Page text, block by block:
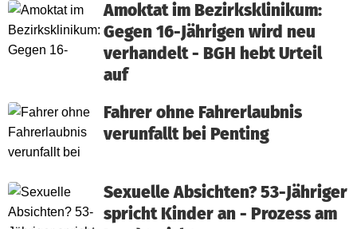
Amoktat im Bezirksklinikum:
Gegen 16-Jährigen wird neu
verhandelt - BGH hebt Urteil
auf
Fahrer ohne Fahrerlaubnis
verunfallt bei Penting
Sexuelle Absichten? 53-Jähriger
spricht Kinder an - Prozess am